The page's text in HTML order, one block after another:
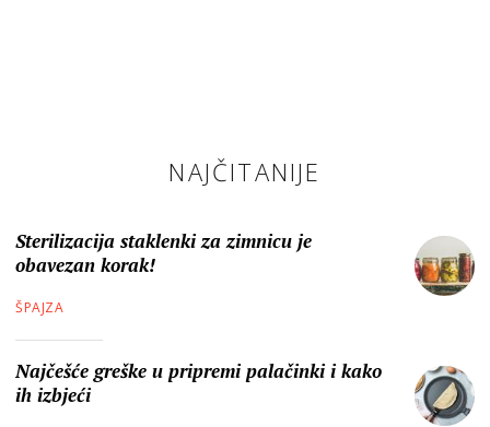
NAJČITANIJE
Sterilizacija staklenki za zimnicu je
obavezan korak!
ŠPAJZA
Najčešće greške u pripremi palačinki i kako
ih izbjeći